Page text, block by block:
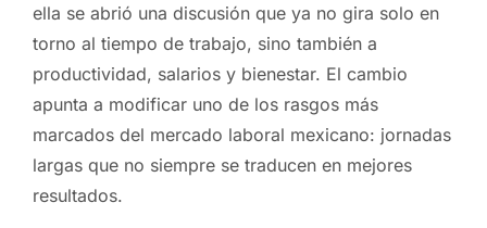
ella se abrió una discusión que ya no gira solo en
torno al tiempo de trabajo, sino también a
productividad, salarios y bienestar. El cambio
apunta a modificar uno de los rasgos más
marcados del mercado laboral mexicano: jornadas
largas que no siempre se traducen en mejores
resultados.